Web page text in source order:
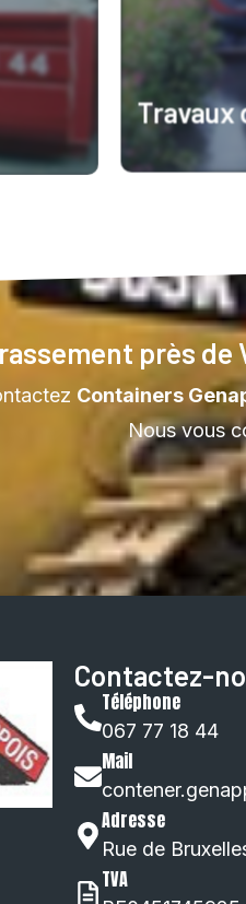
En savoir
près de
Containers
Nous vous
Contactez-
Téléphone
067 77 18 44
Mail
Adresse
Rue de
TVA